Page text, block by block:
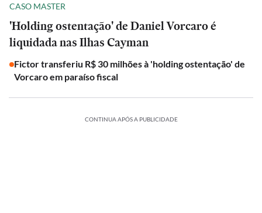
CASO MASTER
'Holding ostentação' de Daniel Vorcaro é
liquidada nas Ilhas Cayman
Fictor transferiu R$ 30 milhões à 'holding ostentação' de
Vorcaro em paraíso fiscal
CONTINUA APÓS A PUBLICIDADE